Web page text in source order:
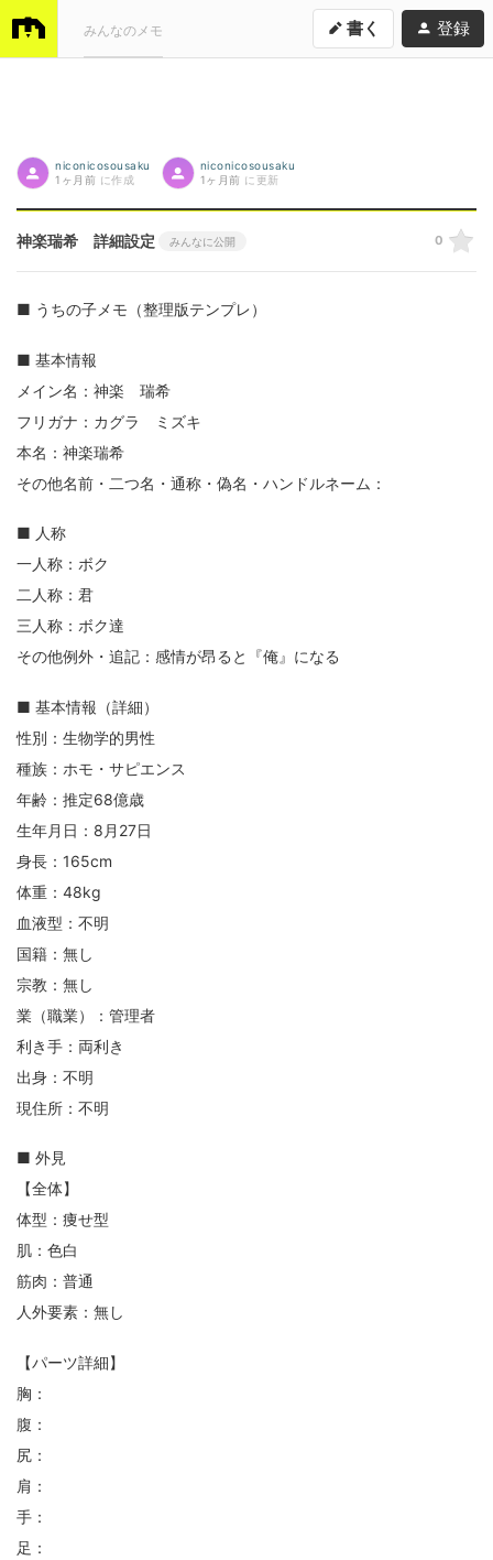
みんなのメモ 書く 登録
niconicosousaku
1ヶ月前 に作成
niconicosousaku
1ヶ月前 に更新
0
神楽瑞希 詳細設定 みんなに公開
■ うちの子メモ（整理版テンプレ）
■ 基本情報
メイン名：神楽 瑞希
フリガナ：カグラ ミズキ
本名：神楽瑞希
その他名前・二つ名・通称・偽名・ハンドルネーム：
■ 人称
一人称：ボク
二人称：君
三人称：ボク達
その他例外・追記：感情が昂ると『俺』になる
■ 基本情報（詳細）
性別：生物学的男性
種族：ホモ・サピエンス
年齢：推定68億歳
生年月日：8月27日
身長：165cm
体重：48kg
血液型：不明
国籍：無し
宗教：無し
業（職業）：管理者
利き手：両利き
出身：不明
現住所：不明
■ 外見
【全体】
体型：痩せ型
肌：色白
筋肉：普通
人外要素：無し
【パーツ詳細】
胸：
腹：
尻：
肩：
手：
足：